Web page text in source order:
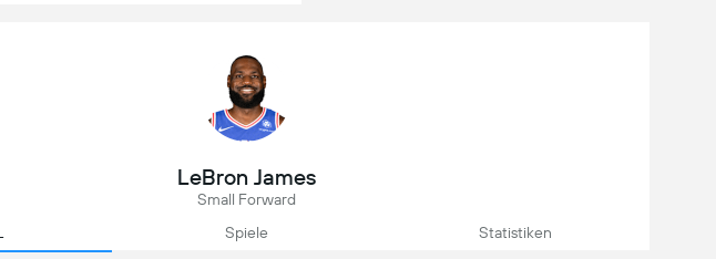
LeBron James
Small Forward
Spiele Statistiken